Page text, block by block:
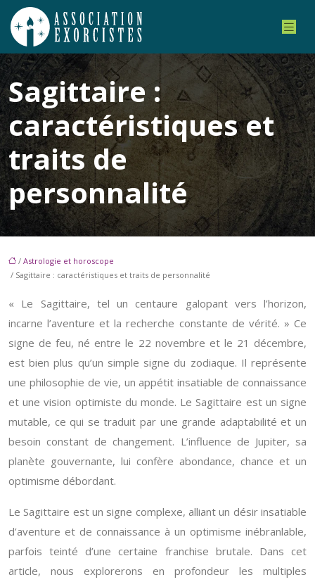
Sagittaire :
caractéristiques et
traits de
personnalité
/ Astrologie et horoscope
/ Sagittaire : caractéristiques et traits de personnalité
« Le Sagittaire, tel un centaure galopant vers l’horizon,
incarne l’aventure et la recherche constante de vérité. » Ce
signe de feu, né entre le 22 novembre et le 21 décembre,
est bien plus qu’un simple signe du zodiaque. Il représente
une philosophie de vie, un appétit insatiable de connaissance
et une vision optimiste du monde. Le Sagittaire est un signe
mutable, ce qui se traduit par une grande adaptabilité et un
besoin constant de changement. L’influence de Jupiter, sa
planète gouvernante, lui confère abondance, chance et un
optimisme débordant.
Le Sagittaire est un signe complexe, alliant un désir insatiable
d’aventure et de connaissance à un optimisme inébranlable,
parfois teinté d’une certaine franchise brutale. Dans cet
article, nous explorerons en profondeur les multiples